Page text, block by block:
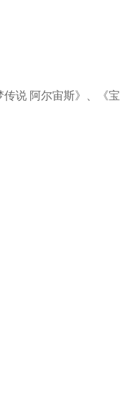
说 阿尔宙斯》、《